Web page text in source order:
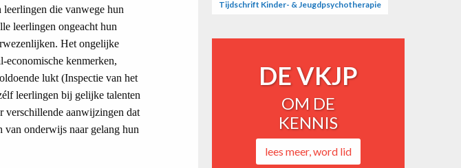
die vanwege hun
leerlingen ongeacht hun
Het ongelijke
economische kenmerken,
lukt (Inspectie van het
leerlingen bij gelijke talenten
verschillende aanwijzingen dat
onderwijs naar gelang hun
Tijdschrift Kinder- & Jeugdpsychotherapie
DE VKJP
OM DE
KENNIS
lees meer, word lid